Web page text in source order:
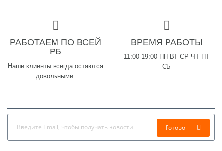
РАБОТАЕМ ПО ВСЕЙ
РБ
Наши клиенты всегда остаются
довольными.
ВРЕМЯ РАБОТЫ
11:00-19:00 ПН ВТ СР ЧТ ПТ
СБ
Готово